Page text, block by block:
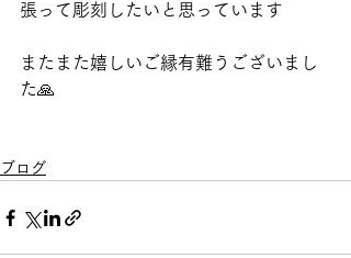
張って彫刻したいと思っています
またまた嬉しいご縁有難うございまし
た🙏
ブログ